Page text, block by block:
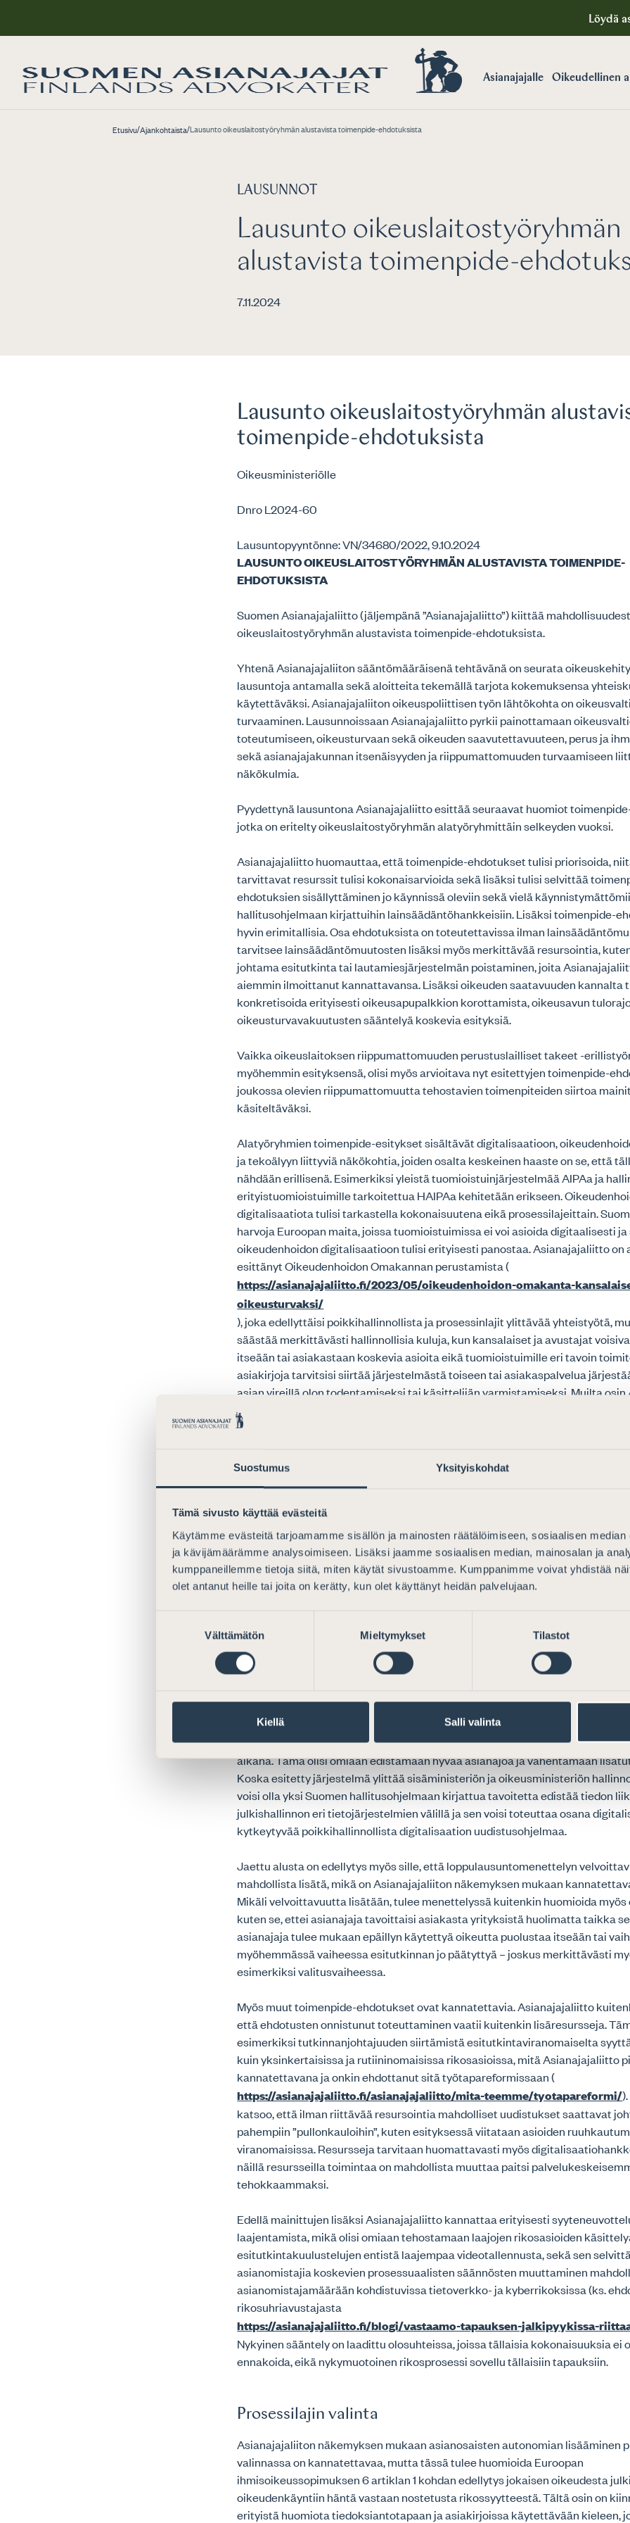
Suostumus Yksityiskohdat
Tämä sivusto käyttää evästeitä
Käytämme evästeitä tarjoamamme sisällön ja mainosten räätälöimiseen, sosiaalisen
ja kävijämäärämme analysoimiseen. Lisäksi jaamme sosiaalisen median, mainosalan ja
kumppaneillemme tietoja siitä, miten käytät sivustoamme. Kumppanimme voivat yhdistää
olet antanut heille tai joita on kerätty, kun olet käyttänyt heidän palvelujaan.
Välttämätön Mieltymykset Tilastot
Kiellä Salli valinta
Löydä
Asianajajalle Oikeudellinen
Etusivu/Ajankohtaista/Lausunto oikeuslaitostyöryhmän alustavista toimenpide-ehdotuksista
LAUSUNNOT
Lausunto oikeuslaitostyöryhmän
alustavista toimenpide-
7.11.2024
Lausunto oikeuslaitostyöryhmän
toimenpide-ehdotuksista
Oikeusministeriölle
Dnro L2024-60
Lausuntopyyntönne: VN/34680/2022, 9.10.2024
LAUSUNTO OIKEUSLAITOSTYÖRYHMÄN ALUSTAVISTA TOIMENPIDE-
EHDOTUKSISTA
Suomen Asianajajaliitto (jäljempänä ”Asianajajaliitto”) kiittää
oikeuslaitostyöryhmän alustavista toimenpide-ehdotuksista.
Yhtenä Asianajajaliiton sääntömääräisenä tehtävänä on seurata
lausuntoja antamalla sekä aloitteita tekemällä tarjota kokemuksensa
käytettäväksi. Asianajajaliiton oikeuspoliittisen työn lähtökohta on
turvaaminen. Lausunnoissaan Asianajajaliitto pyrkii painottamaan
toteutumiseen, oikeusturvaan sekä oikeuden saavutettavuuteen, perus ja
sekä asianajajakunnan itsenäisyyden ja riippumattomuuden turvaamiseen
näkökulmia.
Pyydettynä lausuntona Asianajajaliitto esittää seuraavat huomiot
jotka on eritelty oikeuslaitostyöryhmän alatyöryhmittäin selkeyden vuoksi.
Asianajajaliitto huomauttaa, että toimenpide-ehdotukset tulisi priorisoida,
tarvittavat resurssit tulisi kokonaisarvioida sekä lisäksi tulisi selvittää
ehdotuksien sisällyttäminen jo käynnissä oleviin sekä vielä
hallitusohjelmaan kirjattuihin lainsäädäntöhankkeisiin. Lisäksi toimenpide-
hyvin erimitallisia. Osa ehdotuksista on toteutettavissa ilman
tarvitsee lainsäädäntömuutosten lisäksi myös merkittävää resursointia,
johtama esitutkinta tai lautamiesjärjestelmän poistaminen, joita
aiemmin ilmoittanut kannattavansa. Lisäksi oikeuden saatavuuden kannalta
konkretisoida erityisesti oikeusapupalkkion korottamista, oikeusavun
oikeusturvavakuutusten sääntelyä koskevia esityksiä.
Vaikka oikeuslaitoksen riippumattomuuden perustuslailliset takeet -
myöhemmin esityksensä, olisi myös arvioitava nyt esitettyjen toimenpide-
joukossa olevien riippumattomuutta tehostavien toimenpiteiden siirtoa
käsiteltäväksi.
Alatyöryhmien toimenpide-esitykset sisältävät digitalisaatioon,
ja tekoälyyn liittyviä näkökohtia, joiden osalta keskeinen haaste on se, että
nähdään erillisenä. Esimerkiksi yleistä tuomioistuinjärjestelmää AIPAa ja
erityistuomioistuimille tarkoitettua HAIPAa kehitetään erikseen.
digitalisaatiota tulisi tarkastella kokonaisuutena eikä prosessilajeittain.
harvoja Euroopan maita, joissa tuomioistuimissa ei voi asioida digitaalisesti ja
oikeudenhoidon digitalisaatioon tulisi erityisesti panostaa. Asianajajaliitto on
esittänyt Oikeudenhoidon Omakannan perustamista (
https://asianajajaliitto.fi/2023/05/oikeudenhoidon-omakanta-
oikeusturvaksi/
), joka edellyttäisi poikkihallinnollista ja prosessinlajit ylittävää yhteistyötä,
säästää merkittävästi hallinnollisia kuluja, kun kansalaiset ja avustajat
itseään tai asiakastaan koskevia asioita eikä tuomioistuimille eri tavoin
asiakirjoja tarvitsisi siirtää järjestelmästä toiseen tai asiakaspalvelua
asian vireillä olon todentamiseksi tai käsittelijän varmistamiseksi. Muilta
viittaa kohdassa 97 ja 160 lausumaansa.
KÄSITTELY SEKÄ RANGAISTUKSET JA NIIDEN
TÄYTÄNTÖÖNPANO S. 14 à
Rikollisuutta ja rikosasioiden käsittelyä sekä rangaistuksia ja niiden
käsittelevän alatyöryhmän toimenpide-ehdotukset sisältävät useita
toimenpide-ehdotuksia, joita Asianajajaliitto pääosin kannattaa.
Useat rikosprosessia koskevat ehdotukset vaikuttavat välittömästi
Ehkä näkyvimmin asianosaisilta odotettava aktiivisuus tulee esille
loppulausuntomenettelyyn liittyvissä toimenpide-ehdotuksissa.
Asianajajaliiton kannattaa esitutkinta-aineiston tallentamista sähköiselle ja
alustalle siten, että asianosaisilla on mahdollisuus tutustua materiaaliin jo
aikana. Tämä olisi omiaan edistämään hyvää asianajoa ja vähentämään
Koska esitetty järjestelmä ylittää sisäministeriön ja oikeusministeriön
voisi olla yksi Suomen hallitusohjelmaan kirjattua tavoitetta edistää tiedon
julkishallinnon eri tietojärjestelmien välillä ja sen voisi toteuttaa osana
kytkeytyvää poikkihallinnollista digitalisaation uudistusohjelmaa.
Jaettu alusta on edellytys myös sille, että loppulausuntomenettelyn
mahdollista lisätä, mikä on Asianajajaliiton näkemyksen mukaan
Mikäli velvoittavuutta lisätään, tulee menettelyssä kuitenkin huomioida
kuten se, ettei asianajaja tavoittaisi asiakasta yrityksistä huolimatta taikka
asianajaja tulee mukaan epäillyn käytettyä oikeutta puolustaa itseään tai
myöhemmässä vaiheessa esitutkinnan jo päätyttyä – joskus merkittävästi
esimerkiksi valitusvaiheessa.
Myös muut toimenpide-ehdotukset ovat kannatettavia. Asianajajaliitto
että ehdotusten onnistunut toteuttaminen vaatii kuitenkin lisäresursseja.
esimerkiksi tutkinnanjohtajuuden siirtämistä esitutkintaviranomaiselta
kuin yksinkertaisissa ja rutiininomaisissa rikosasioissa, mitä Asianajajaliitto
kannatettavana ja onkin ehdottanut sitä työtapareformissaan (
https://asianajajaliitto.fi/asianajajaliitto/mita-teemme/tyotapareformi/
katsoo, että ilman riittävää resursointia mahdolliset uudistukset saattavat
pahempiin ”pullonkauloihin”, kuten esityksessä viitataan asioiden
viranomaisissa. Resursseja tarvitaan huomattavasti myös
näillä resursseilla toimintaa on mahdollista muuttaa paitsi
tehokkaammaksi.
Edellä mainittujen lisäksi Asianajajaliitto kannattaa erityisesti
laajentamista, mikä olisi omiaan tehostamaan laajojen rikosasioiden
esitutkintakuulustelujen entistä laajempaa videotallennusta, sekä sen
asianomistajia koskevien prosessuaalisten säännösten muuttaminen
asianomistajamäärään kohdistuvissa tietoverkko- ja kyberrikoksissa (ks.
rikosuhriavustajasta
https://asianajajaliitto.fi/blogi/vastaamo-tapauksen-jalkipyykissa-
Nykyinen sääntely on laadittu olosuhteissa, joissa tällaisia kokonaisuuksia ei
ennakoida, eikä nykymuotoinen rikosprosessi sovellu tällaisiin tapauksiin.
Prosessilajin valinta
Asianajajaliiton näkemyksen mukaan asianosaisten autonomian lisääminen
valinnassa on kannatettavaa, mutta tässä tulee huomioida Euroopan
ihmisoikeussopimuksen 6 artiklan 1 kohdan edellytys jokaisen oikeudesta
oikeudenkäyntiin häntä vastaan nostetusta rikossyytteestä. Tältä osin on
erityistä huomiota tiedoksiantotapaan ja asiakirjoissa käytettävään kieleen,